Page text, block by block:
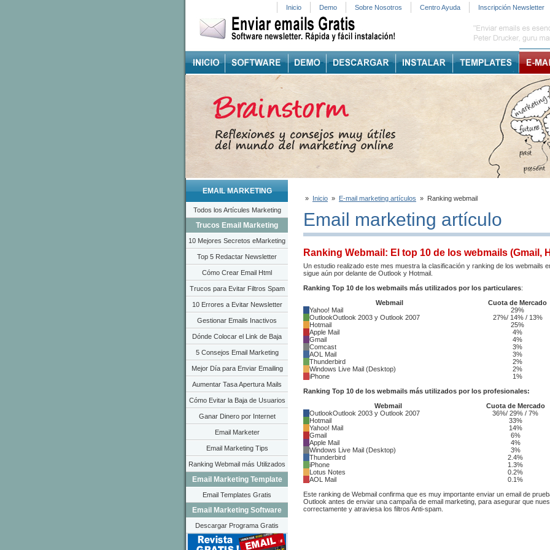
Inicio Demo Sobre Nosotros Centro Ayuda Inscripción Newsletter
EMAIL MARKETING
Todos los Artícules Marketing
Trucos Email Marketing
10 Mejores Secretos eMarketing
Top 5 Redactar Newsletter
Cómo Crear Email Html
Trucos para Evitar Filtros Spam
10 Errores a Evitar Newsletter
Gestionar Emails Inactivos
Dónde Colocar el Link de Baja
5 Consejos Email Marketing
Mejor Día para Enviar Emailing
Aumentar Tasa Apertura Mails
Cómo Evitar la Baja de Usuarios
Ganar Dinero por Internet
Email Marketer
Email Marketing Tips
Ranking Webmail más Utilizados
Email Marketing Template
Email Templates Gratis
Email Marketing Software
Descargar Programa Gratis
» Inicio » E-mail marketing artículos » Ranking webmail
Email marketing artículo
Ranking Webmail: El top 10 de los webmails (Gmail,
Un estudio realizado este mes muestra la clasificación y ranking de los webmails
sigue aún por delante de Outlook y Hotmail.
Ranking Top 10 de los webmails más utilizados por los particulares:
Webmail
Cuota de Mercado
Yahoo! Mail
29%
OutlookOutlook 2003 y Outlook 2007
27%/ 14% / 13%
Hotmail
25%
Apple Mail
4%
Gmail
4%
Comcast
3%
AOL Mail
3%
Thunderbird
2%
Windows Live Mail (Desktop)
2%
iPhone
1%
Ranking Top 10 de los webmails más utilizados por los profesionales:
Webmail
Cuota de Mercado
OutlookOutlook 2003 y Outlook 2007
36%/ 29% / 7%
Hotmail
33%
Yahoo! Mail
14%
Gmail
6%
Apple Mail
4%
Windows Live Mail (Desktop)
3%
Thunderbird
2.4%
iPhone
1.3%
Lotus Notes
0.2%
AOL Mail
0.1%
Este ranking de Webmail confirma que es muy importante enviar un email de
Outlook antes de enviar una campaña de email marketing, para asegurar que
correctamente y atraviesa los filtros Anti-spam.